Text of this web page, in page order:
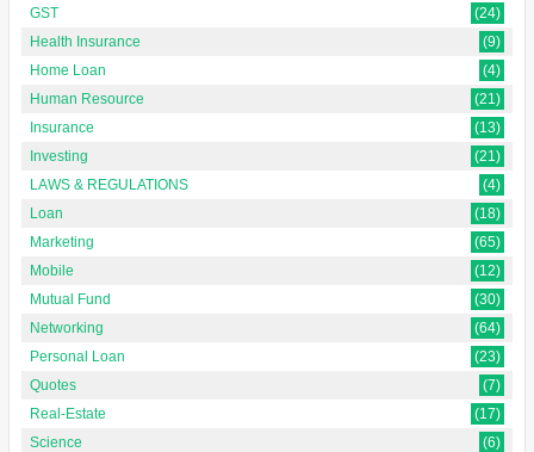
GST
(24)
Health Insurance
(9)
Home Loan
(4)
Human Resource
(21)
Insurance
(13)
Investing
(21)
LAWS & REGULATIONS
(4)
Loan
(18)
Marketing
(65)
Mobile
(12)
Mutual Fund
(30)
Networking
(64)
Personal Loan
(23)
Quotes
(7)
Real-Estate
(17)
Science
(6)